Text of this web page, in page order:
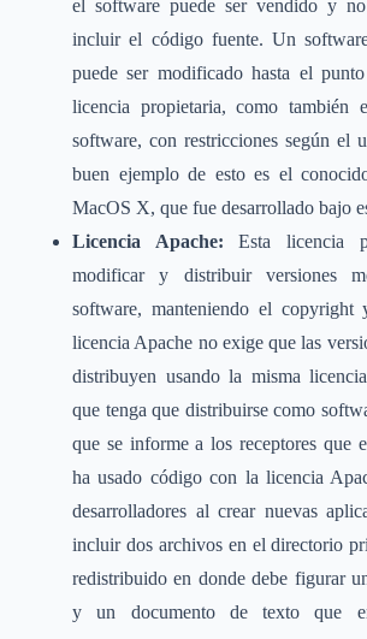
el software puede ser vendido y
incluir el código fuente. Un
puede ser modificado hasta el
licencia propietaria, como también
software, con restricciones según el
buen ejemplo de esto es el
MacOS X, que fue desarrollado bajo
Licencia Apache: Esta licencia
modificar y distribuir versiones
software, manteniendo el copyright
licencia Apache no exige que las
distribuyen usando la misma
que tenga que distribuirse como
que se informe a los receptores que
ha usado código con la licencia
desarrolladores al crear nuevas
incluir dos archivos en el directorio
redistribuido en donde debe figurar
y un documento de texto que